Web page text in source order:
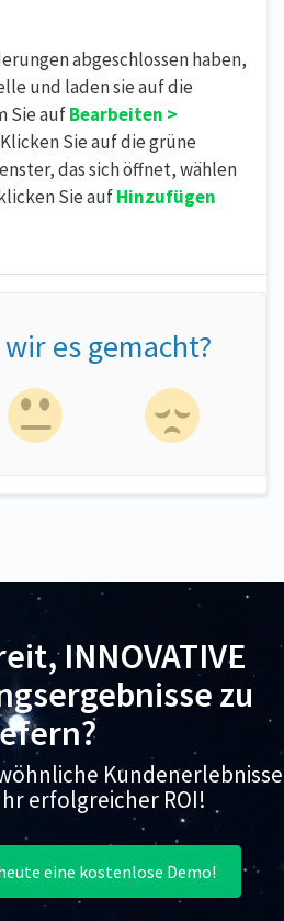
abgeschlossen haben,
und laden sie auf die
Sie aufBearbeiten >
Sie auf die grüne
das sich öffnet, wählen
Sie aufHinzufügen
es gemacht?
INNOVATIVE
zu
Kundenerlebnisse
erfolgreicher ROI!
eine kostenlose Demo!